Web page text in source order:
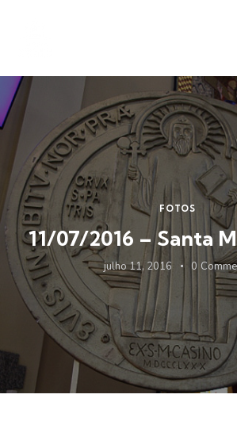
FOTOS
11/07/2016 – Santa
julho 11, 2016 0